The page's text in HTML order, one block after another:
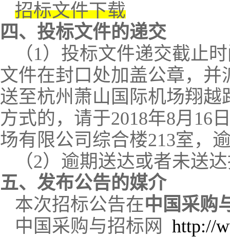
招标文件下载
四、投标文件的递交
（1）投标文件递交截止
文件在封口处加盖公章，并
送至杭州萧山国际机场翔
方式的，请于2018年8月 16
场有限公司综合楼213室，
（2） 逾期送达或者未送
五、发布公告的媒介
本次招标公告在中国采购
中国采购与招标网
http://